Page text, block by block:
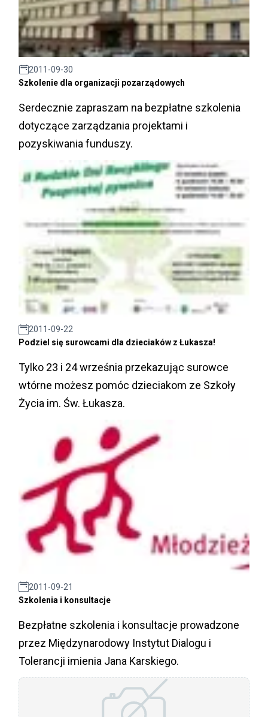
2011-09-30
Szkolenie dla organizacji pozarządowych
Serdecznie zapraszam na bezpłatne szkolenia
dotyczące zarządzania projektami i
pozyskiwania funduszy.
2011-09-22
Podziel się surowcami dla dzieciaków z Łukasza!
Tylko 23 i 24 września przekazując surowce
wtórne możesz pomóc dzieciakom ze Szkoły
Życia im. Św. Łukasza.
2011-09-21
Szkolenia i konsultacje
Bezpłatne szkolenia i konsultacje prowadzone
przez Międzynarodowy Instytut Dialogu i
Tolerancji imienia Jana Karskiego.